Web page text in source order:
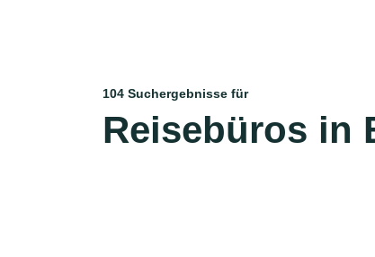
104 Suchergebnisse für
Reisebüros in